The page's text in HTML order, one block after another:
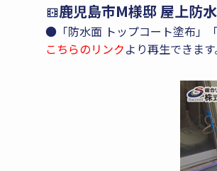
鹿児島市M様邸 屋上防
●「防水面 トップコート塗布」
こちらのリンクより再生できます